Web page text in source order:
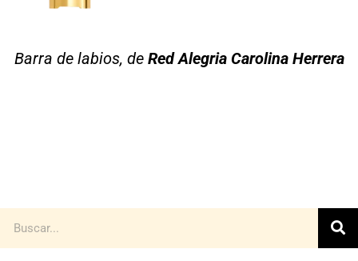
Barra de labios, de Red Alegria Carolina Herrera